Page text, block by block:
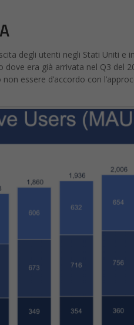
degli utenti negli Stati Uniti e
era già arrivata nel Q3 del
essere d’accordo con